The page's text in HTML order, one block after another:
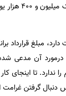
آن مدعی
ندارد. تا
دنبال